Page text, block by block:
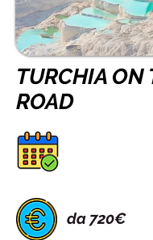
TURCHIA ON
ROAD
da 720€